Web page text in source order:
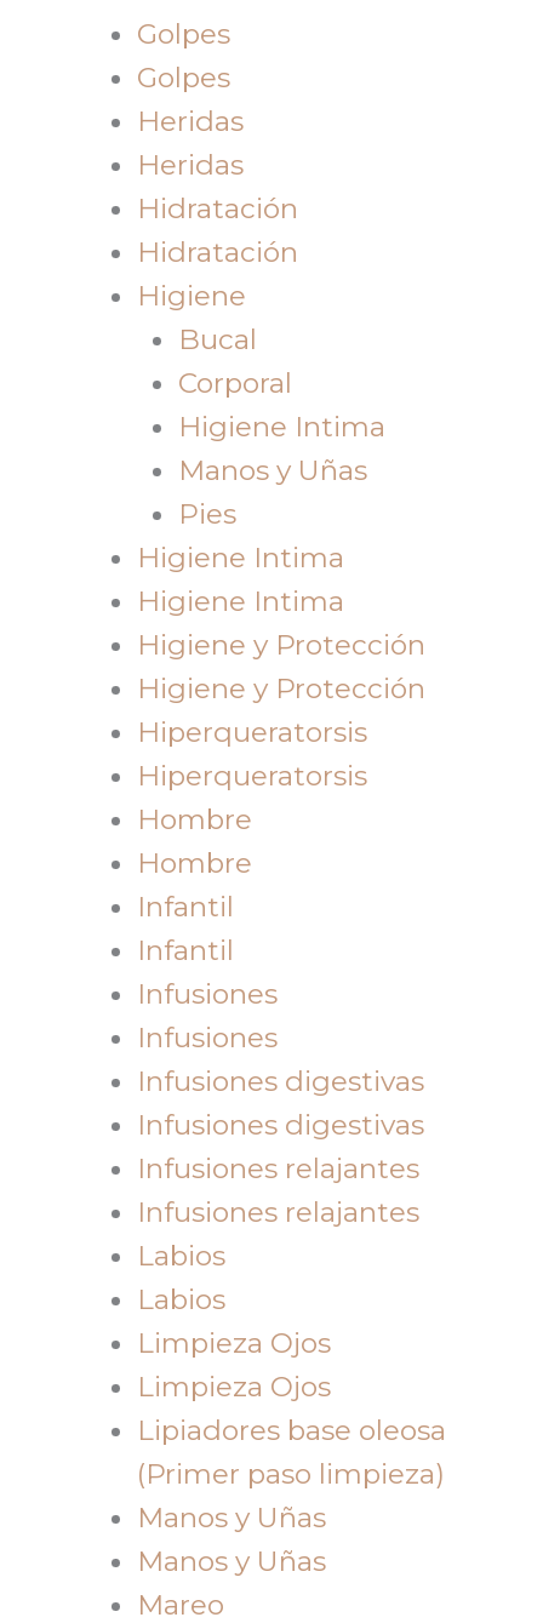
Golpes
Golpes
Heridas
Heridas
Hidratación
Hidratación
Higiene
Bucal
Corporal
Higiene Intima
Manos y Uñas
Pies
Higiene Intima
Higiene Intima
Higiene y Protección
Higiene y Protección
Hiperqueratorsis
Hiperqueratorsis
Hombre
Hombre
Infantil
Infantil
Infusiones
Infusiones
Infusiones digestivas
Infusiones digestivas
Infusiones relajantes
Infusiones relajantes
Labios
Labios
Limpieza Ojos
Limpieza Ojos
Lipiadores base oleosa
(Primer paso limpieza)
Manos y Uñas
Manos y Uñas
Mareo